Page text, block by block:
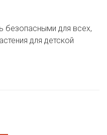
безопасными для всех,
для детской